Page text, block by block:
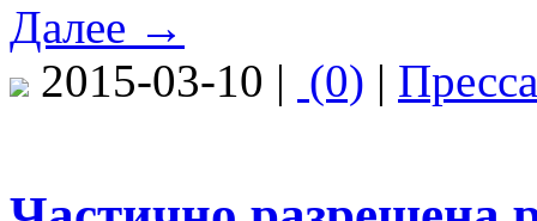
Далее →
2015-03-10 | (0) | Пресса